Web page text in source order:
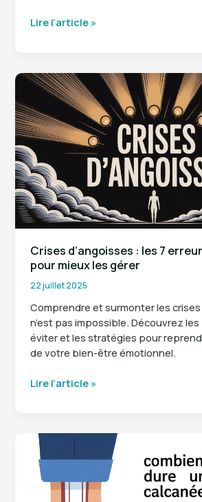
Comment
en
secondes
:
la
technique
qui
fonctionne
vraiment
Lire l’article »
Crises d’angoisses : les 7
pour mieux les gérer
22 juillet 2025
Comprendre et surmonter les crises
n’est pas impossible. Découvrez les
éviter et les stratégies pour
de votre bien-être émotionnel.
Crises
erreurs
éviter
Lire l’article »